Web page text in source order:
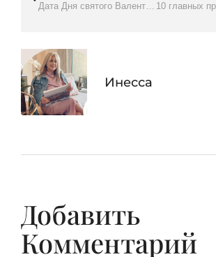
Дата Дня святого Валентина
Инесса
Добавить
Комментарий